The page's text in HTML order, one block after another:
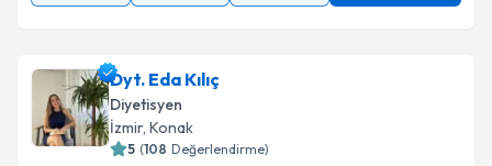
Dyt. Eda Kılıç
Diyetisyen
İzmir, Konak
5 (108 Değerlendirme)